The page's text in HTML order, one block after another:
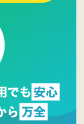
イトリニューアル
した。詳細は
ました。